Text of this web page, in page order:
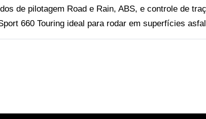
de pilotagem Road e Rain, ABS, e controle de
660 Touring ideal para rodar em superfícies